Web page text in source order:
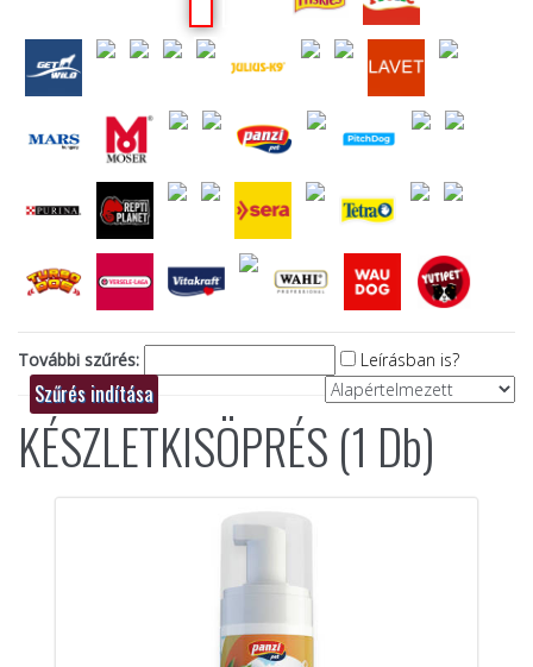
További szűrés: Leírásban is?
KÉSZLETKISÖPRÉS (1 Db)